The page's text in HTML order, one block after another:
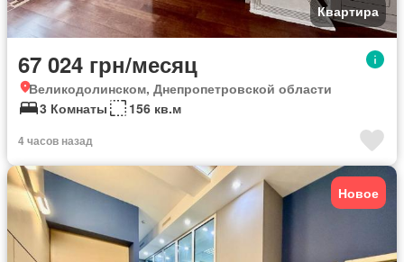
Квартира
67 024 грн/месяц
Великодолинском, Днепропетровской области
3 Комнаты
156 кв.м
4 часов назад
Новое